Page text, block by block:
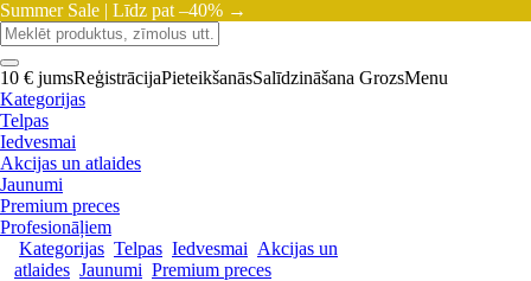
Summer Sale | Līdz pat –40% →
10 € jumsReģistrācijaPieteikšanāsSalīdzināšana GrozsMenu
Kategorijas
Telpas
Iedvesmai
Akcijas un atlaides
Jaunumi
Premium preces
Profesionāļiem
Kategorijas Telpas Iedvesmai Akcijas un
atlaides Jaunumi Premium preces